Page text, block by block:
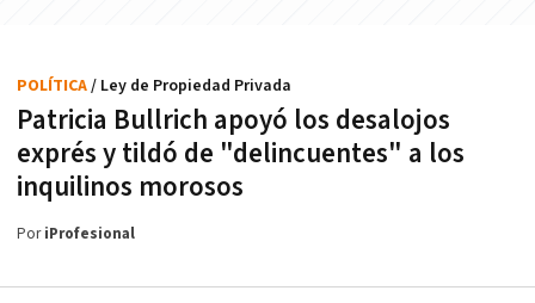
Patricia Bullrich apoyó los desalojos
exprés y tildó de "delincuentes" a los
inquilinos morosos
POLÍTICA/ Ley de Propiedad Privada
PoriProfesional